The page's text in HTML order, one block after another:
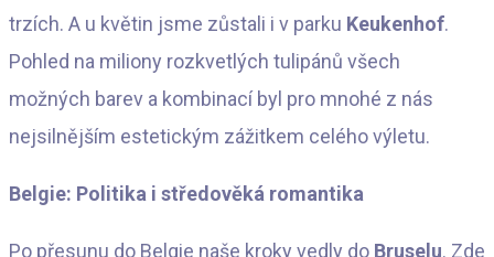
trzích. A u květin jsme zůstali i v parku Keukenhof.
Pohled na miliony rozkvetlých tulipánů všech
možných barev a kombinací byl pro mnohé z nás
nejsilnějším estetickým zážitkem celého výletu.
Belgie: Politika i středověká romantika
Po přesunu do Belgie naše kroky vedly do Bruselu. Zde